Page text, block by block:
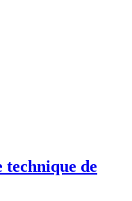
technique de